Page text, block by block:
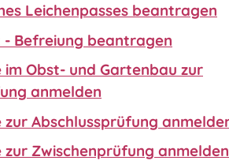
Leichenpasses beantragen
- Befreiung beantragen
im Obst- und Gartenbau zur
anmelden
zur Abschlussprüfung
zur Zwischenprüfung anmelden